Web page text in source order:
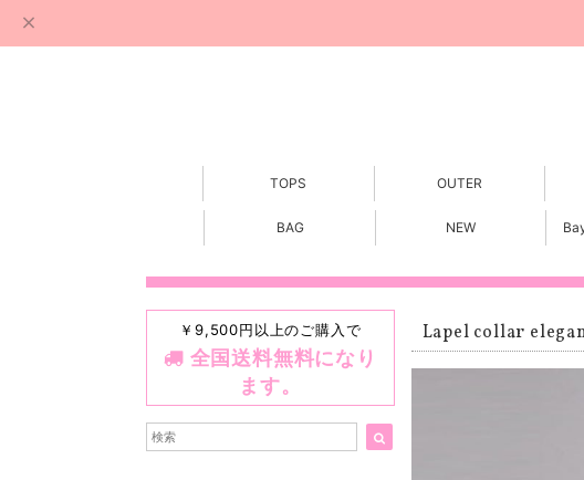
TOPS OUTER
BAG NEW
￥9,500円以上のご購入で
全国送料無料になり
ます。
Lapel collar